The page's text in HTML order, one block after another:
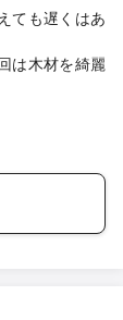
ても遅くはあ
は木材を綺麗